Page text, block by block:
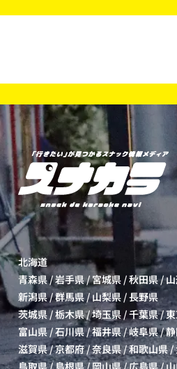
北海道
青森県/岩手県/宮城県 /秋田県/
新潟県/群馬県/山梨県 /長野県
茨城県/栃木県/埼玉県 /千葉県/
富山県/石川県/福井県/岐阜県/
滋賀県/京都府/奈良県/和歌山県/